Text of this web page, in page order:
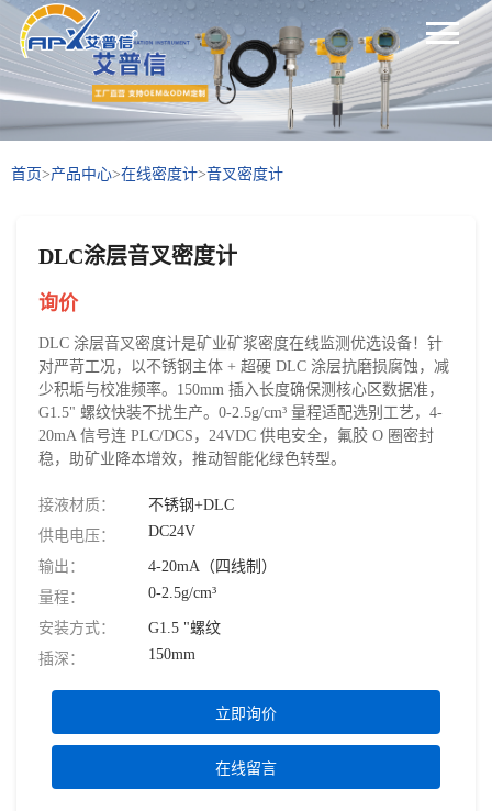
首页>产品中心>在线密度计>音叉密度计
DLC涂层音叉密度计
询价
DLC 涂层音叉密度计是矿业矿浆密度在线监测优选设备！针
对严苛工况，以不锈钢主体 + 超硬 DLC 涂层抗磨损腐蚀，减
少积垢与校准频率。150mm 插入长度确保测核心区数据准，
G1.5" 螺纹快装不扰生产。0-2.5g/cm³ 量程适配选别工艺，4-
20mA 信号连 PLC/DCS，24VDC 供电安全，氟胶 O 圈密封
稳，助矿业降本增效，推动智能化绿色转型。
接液材质：
不锈钢+DLC
供电电压：
DC24V
输出：
4-20mA（四线制）
量程：
0-2.5g/cm³
安装方式：
G1.5 "螺纹
插深：
150mm
立即询价
在线留言